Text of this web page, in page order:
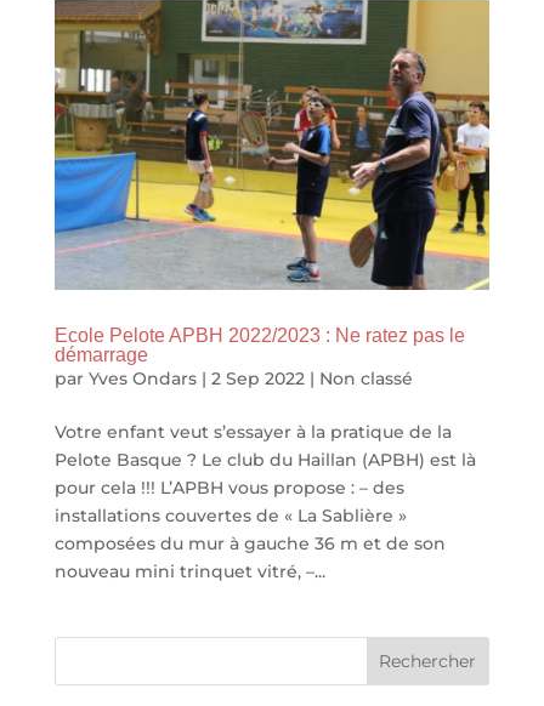
Ecole Pelote APBH 2022/2023 : Ne ratez pas le
démarrage
par Yves Ondars| 2 Sep 2022| Non classé
Votre enfant veut s’essayer à la pratique de la
Pelote Basque ? Le club du Haillan (APBH) est là
pour cela !!! L’APBH vous propose : – des
installations couvertes de « La Sablière »
composées du mur à gauche 36 m et de son
nouveau mini trinquet vitré, –...